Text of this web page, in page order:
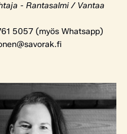
- Rantasalmi / Vantaa
5057 (myös Whatsapp)